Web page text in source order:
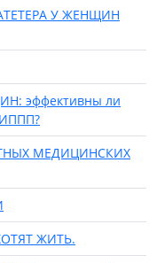
У ЖЕНЩИН
эффективны ли
МЕДИЦИНСКИХ
ЖИТЬ.